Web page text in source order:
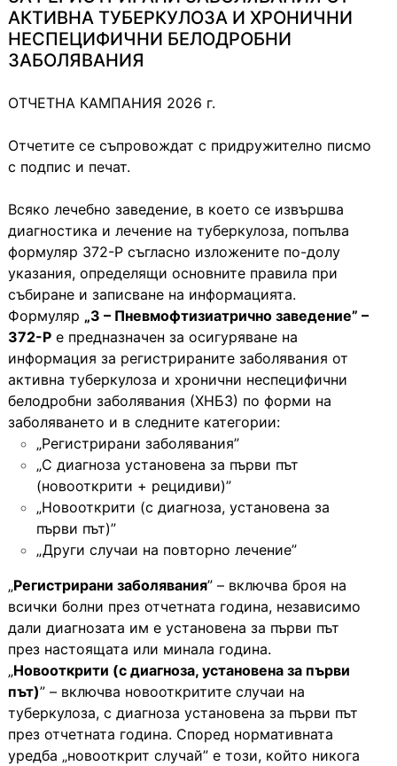
АКТИВНА ТУБЕРКУЛОЗА И ХРОНИЧНИ
НЕСПЕЦИФИЧНИ БЕЛОДРОБНИ
ЗАБОЛЯВАНИЯ
ОТЧЕТНА КАМПАНИЯ 2026 г.
Отчетите се съпровождат с придружително писмо
с подпис и печат.
Всяко лечебно заведение, в което се извършва
диагностика и лечение на туберкулоза, попълва
формуляр 372-Р съгласно изложените по-долу
указания, определящи основните правила при
събиране и записване на информацията.
Формуляр „З – Пневмофтизиатрично заведение” –
372-Р е предназначен за осигуряване на
информация за регистрираните заболявания от
активна туберкулоза и хронични неспецифични
белодробни заболявания (ХНБЗ) по форми на
заболяването и в следните категории:
„Регистрирани заболявания”
„С диагноза установена за първи път
(новооткрити + рецидиви)”
„Новооткрити (с диагноза, установена за
първи път)”
„Други случаи на повторно лечение”
„Регистрирани заболявания” – включва броя на
всички болни през отчетната година, независимо
дали диагнозата им е установена за първи път
през настоящата или минала година.
„Новооткрити (с диагноза, установена за първи
път)” – включва новооткритите случаи на
туберкулоза, с диагноза установена за първи път
през отчетната година. Според нормативната
уредба „новооткрит случай” е този, който никога